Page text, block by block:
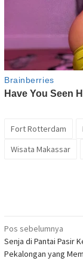
Fort Rotterdam
Wisata Makassar
Navigasi
pos
Pos sebelumnya
Senja di Pantai Pasir
Pekalongan yang